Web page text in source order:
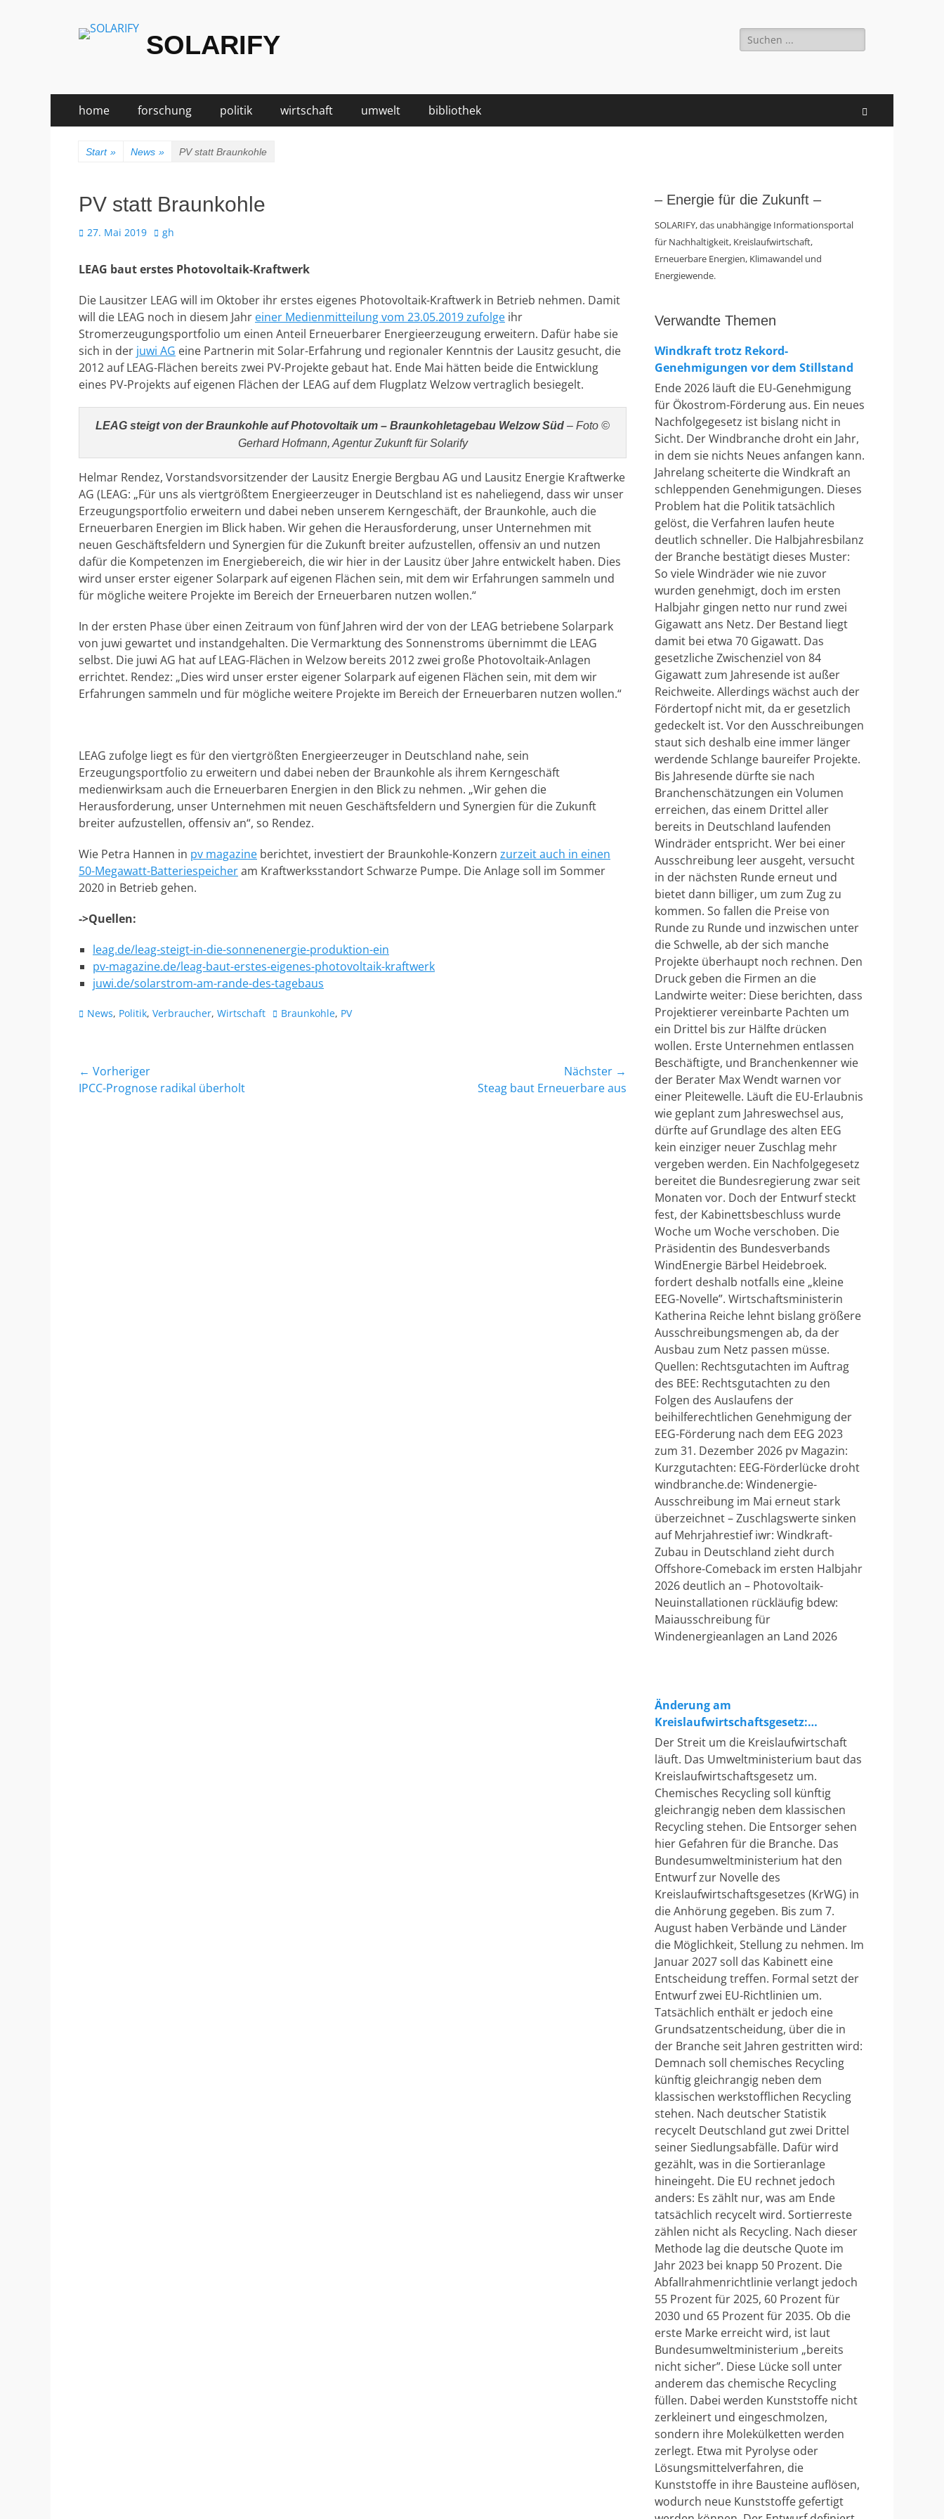
SOLARIFY
Suchen
nach:
Primäres
Menü
Zum
Inhalt
home forschung politik wirtschaft umwelt bibliothek
Start » News » PV statt Braunkohle
PV statt Braunkohle
Veröffentlicht
27. Mai 2019 Autor
gh
LEAG baut erstes Photovoltaik-Kraftwerk
Die Lausitzer LEAG will im Oktober ihr erstes eigenes Photovoltaik-Kraftwerk in Betrieb nehmen. Damit
will die LEAG noch in diesem Jahr einer Medienmitteilung vom 23.05.2019zufolge ihr
Stromerzeugungsportfolio um einen Anteil Erneuerbarer Energieerzeugung erweitern. Dafür habe sie
sich in der juwi AG eine Partnerin mit Solar-Erfahrung und regionaler Kenntnis der Lausitz gesucht, die
2012 auf LEAG-Flächen bereits zwei PV-Projekte gebaut hat. Ende Mai hätten beide die Entwicklung
eines PV-Projekts auf eigenen Flächen der LEAG auf dem Flugplatz Welzow vertraglich besiegelt.
LEAG steigt von der Braunkohle auf Photovoltaik um – Braunkohletagebau Welzow Süd – Foto ©
Gerhard Hofmann, Agentur Zukunft für Solarify
Helmar Rendez, Vorstandsvorsitzender der Lausitz Energie Bergbau AG und Lausitz Energie Kraftwerke
AG (LEAG: „Für uns als viertgrößtem Energieerzeuger in Deutschland ist es naheliegend, dass wir unser
Erzeugungsportfolio erweitern und dabei neben unserem Kerngeschäft, der Braunkohle, auch die
Erneuerbaren Energien im Blick haben. Wir gehen die Herausforderung, unser Unternehmen mit
neuen Geschäftsfeldern und Synergien für die Zukunft breiter aufzustellen, offensiv an und nutzen
dafür die Kompetenzen im Energiebereich, die wir hier in der Lausitz über Jahre entwickelt haben. Dies
wird unser erster eigener Solarpark auf eigenen Flächen sein, mit dem wir Erfahrungen sammeln und
für mögliche weitere Projekte im Bereich der Erneuerbaren nutzen wollen.“
In der ersten Phase über einen Zeitraum von fünf Jahren wird der von der LEAG betriebene Solarpark
von juwi gewartet und instandgehalten. Die Vermarktung des Sonnenstroms übernimmt die LEAG
selbst. Die juwi AG hat auf LEAG-Flächen in Welzow bereits 2012 zwei große Photovoltaik-Anlagen
errichtet. Rendez: „Dies wird unser erster eigener Solarpark auf eigenen Flächen sein, mit dem wir
Erfahrungen sammeln und für mögliche weitere Projekte im Bereich der Erneuerbaren nutzen wollen.“
LEAG zufolge liegt es für den viertgrößten Energieerzeuger in Deutschland nahe, sein
Erzeugungsportfolio zu erweitern und dabei neben der Braunkohle als ihrem Kerngeschäft
medienwirksam auch die Erneuerbaren Energien in den Blick zu nehmen. „Wir gehen die
Herausforderung, unser Unternehmen mit neuen Geschäftsfeldern und Synergien für die Zukunft
breiter aufzustellen, offensiv an“, so Rendez.
Wie Petra Hannen in pv magazine berichtet, investiert der Braunkohle-Konzern zurzeit auch in einen
50-Megawatt-Batteriespeicheram Kraftwerksstandort Schwarze Pumpe. Die Anlage soll im Sommer
2020 in Betrieb gehen.
->Quellen:
leag.de/leag-steigt-in-die-sonnenenergie-produktion-ein
pv-magazine.de/leag-baut-erstes-eigenes-photovoltaik-kraftwerk
juwi.de/solarstrom-am-rande-des-tagebaus
Kategorien
News, Politik, Verbraucher, Wirtschaft Schlagworte
Braunkohle, PV
Beitragsnavigation
← Vorheriger
Vorheriger
IPCC-Prognose radikal überholt
Nächster →
Steag baut Erneuerbare aus
– Energie für die Zukunft –
SOLARIFY, das unabhängige Informationsportal
für Nachhaltigkeit, Kreislaufwirtschaft,
Erneuerbare Energien, Klimawandel und
Energiewende.
Verwandte Themen
Windkraft trotz Rekord-
Genehmigungen vor dem Stillstand
Ende 2026 läuft die EU-Genehmigung
für Ökostrom-Förderung aus. Ein neues
Nachfolgegesetz ist bislang nicht in
Sicht. Der Windbranche droht ein Jahr,
in dem sie nichts Neues anfangen kann.
Jahrelang scheiterte die Windkraft an
schleppenden Genehmigungen. Dieses
Problem hat die Politik tatsächlich
gelöst, die Verfahren laufen heute
deutlich schneller. Die Halbjahresbilanz
der Branche bestätigt dieses Muster:
So viele Windräder wie nie zuvor
wurden genehmigt, doch im ersten
Halbjahr gingen netto nur rund zwei
Gigawatt ans Netz. Der Bestand liegt
damit bei etwa 70 Gigawatt. Das
gesetzliche Zwischenziel von 84
Gigawatt zum Jahresende ist außer
Reichweite. Allerdings wächst auch der
Fördertopf nicht mit, da er gesetzlich
gedeckelt ist. Vor den Ausschreibungen
staut sich deshalb eine immer länger
werdende Schlange baureifer Projekte.
Bis Jahresende dürfte sie nach
Branchenschätzungen ein Volumen
erreichen, das einem Drittel aller
bereits in Deutschland laufenden
Windräder entspricht. Wer bei einer
Ausschreibung leer ausgeht, versucht
in der nächsten Runde erneut und
bietet dann billiger, um zum Zug zu
kommen. So fallen die Preise von
Runde zu Runde und inzwischen unter
die Schwelle, ab der sich manche
Projekte überhaupt noch rechnen. Den
Druck geben die Firmen an die
Landwirte weiter: Diese berichten, dass
Projektierer vereinbarte Pachten um
ein Drittel bis zur Hälfte drücken
wollen. Erste Unternehmen entlassen
Beschäftigte, und Branchenkenner wie
der Berater Max Wendt warnen vor
einer Pleitewelle. Läuft die EU-Erlaubnis
wie geplant zum Jahreswechsel aus,
dürfte auf Grundlage des alten EEG
kein einziger neuer Zuschlag mehr
vergeben werden. Ein Nachfolgegesetz
bereitet die Bundesregierung zwar seit
Monaten vor. Doch der Entwurf steckt
fest, der Kabinettsbeschluss wurde
Woche um Woche verschoben. Die
Präsidentin des Bundesverbands
WindEnergie Bärbel Heidebroek.
fordert deshalb notfalls eine „kleine
EEG-Novelle”. Wirtschaftsministerin
Katherina Reiche lehnt bislang größere
Ausschreibungsmengen ab, da der
Ausbau zum Netz passen müsse.
Quellen: Rechtsgutachten im Auftrag
des BEE: Rechtsgutachten zu den
Folgen des Auslaufens der
beihilferechtlichen Genehmigung der
EEG-Förderung nach dem EEG 2023
zum 31. Dezember 2026 pv Magazin:
Kurzgutachten: EEG-Förderlücke droht
windbranche.de: Windenergie-
Ausschreibung im Mai erneut stark
überzeichnet – Zuschlagswerte sinken
auf Mehrjahrestief iwr: Windkraft-
Zubau in Deutschland zieht durch
Offshore-Comeback im ersten Halbjahr
2026 deutlich an – Photovoltaik-
Neuinstallationen rückläufig bdew:
Maiausschreibung für
Windenergieanlagen an Land 2026
Änderung am
Kreislaufwirtschaftsgesetz:
Chemisches Recycling soll Lücke
füllen
Der Streit um die Kreislaufwirtschaft
läuft. Das Umweltministerium baut das
Kreislaufwirtschaftsgesetz um.
Chemisches Recycling soll künftig
gleichrangig neben dem klassischen
Recycling stehen. Die Entsorger sehen
hier Gefahren für die Branche. Das
Bundesumweltministerium hat den
Entwurf zur Novelle des
Kreislaufwirtschaftsgesetzes (KrWG) in
die Anhörung gegeben. Bis zum 7.
August haben Verbände und Länder
die Möglichkeit, Stellung zu nehmen. Im
Januar 2027 soll das Kabinett eine
Entscheidung treffen. Formal setzt der
Entwurf zwei EU-Richtlinien um.
Tatsächlich enthält er jedoch eine
Grundsatzentscheidung, über die in
der Branche seit Jahren gestritten wird:
Demnach soll chemisches Recycling
künftig gleichrangig neben dem
klassischen werkstofflichen Recycling
stehen. Nach deutscher Statistik
recycelt Deutschland gut zwei Drittel
seiner Siedlungsabfälle. Dafür wird
gezählt, was in die Sortieranlage
hineingeht. Die EU rechnet jedoch
anders: Es zählt nur, was am Ende
tatsächlich recycelt wird. Sortierreste
zählen nicht als Recycling. Nach dieser
Methode lag die deutsche Quote im
Jahr 2023 bei knapp 50 Prozent. Die
Abfallrahmenrichtlinie verlangt jedoch
55 Prozent für 2025, 60 Prozent für
2030 und 65 Prozent für 2035. Ob die
erste Marke erreicht wird, ist laut
Bundesumweltministerium „bereits
nicht sicher”. Diese Lücke soll unter
anderem das chemische Recycling
füllen. Dabei werden Kunststoffe nicht
zerkleinert und eingeschmolzen,
sondern ihre Molekülketten werden
zerlegt. Etwa mit Pyrolyse oder
Lösungsmittelverfahren, die
Kunststoffe in ihre Bausteine auflösen,
wodurch neue Kunststoffe gefertigt